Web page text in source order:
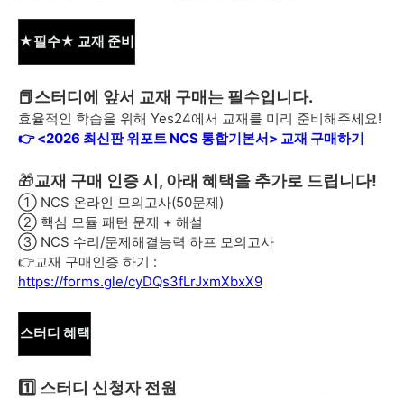
★필수★ 교재 준비
📕스터디에 앞서 교재 구매는 필수입니다.
효율적인 학습을 위해 Yes24에서 교재를 미리 준비해주세요!
👉 <2026 최신판 위포트 NCS 통합기본서> 교재 구매하기
🎁교재 구매 인증 시, 아래 혜택을 추가로 드립니다!
① NCS 온라인 모의고사(50문제)
② 핵심 모듈 패턴 문제 + 해설
③ NCS 수리/문제해결능력 하프 모의고사
👉교재 구매인증 하기 :
https://forms.gle/cyDQs3fLrJxmXbxX9
스터디 혜택
1️⃣ 스터디 신청자 전원